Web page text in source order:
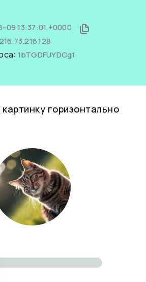
09 13:37:01 +0000
216.73.216.128
1bTGDFUYDCg1
горизонтально